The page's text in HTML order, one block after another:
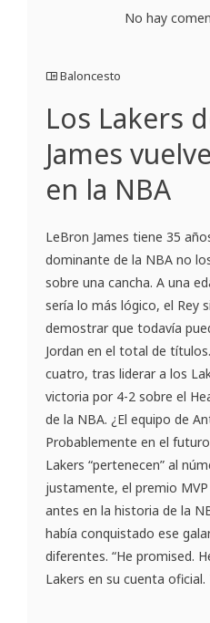
No hay
Baloncesto
Los Lakers
James
en la NBA
LeBron James tiene 35
dominante de la NBA no
sobre una cancha. A una
sería lo más lógico, el Rey
demostrar que todavía
Jordan en el total de
cuatro, tras liderar a los
victoria por 4-2 sobre el
de la NBA. ¿El equipo de
Probablemente en el
Lakers “pertenecen” al
justamente, el premio
antes en la historia de la
había conquistado ese
diferentes. “He promised.
Lakers en su cuenta oficial.